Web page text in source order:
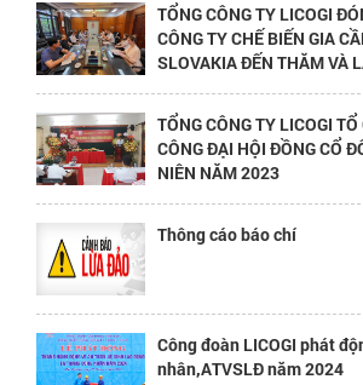
TỔNG CÔNG TY LICOGI
CÔNG TY CHẾ BIẾN GIA
SLOVAKIA ĐẾN THĂM VÀ
TỔNG CÔNG TY LICOGI
CÔNG ĐẠI HỘI ĐỒNG CỔ
NIÊN NĂM 2023
Thông cáo báo chí
Công đoàn LICOGI phát
nhân,ATVSLĐ năm 2024